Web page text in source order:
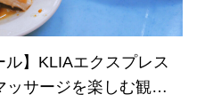
ル】KLIAエクスプレス
ッサージを楽しむ観光